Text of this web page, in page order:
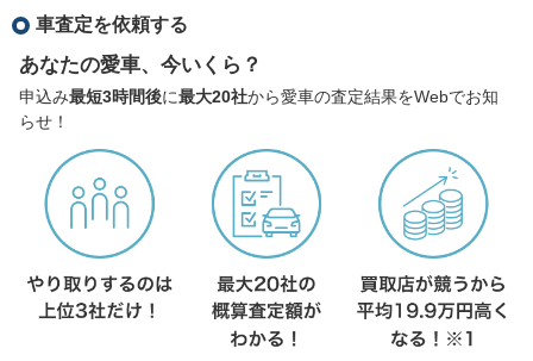
車査定を依頼する
あなたの愛車、今いくら？
申込み最短3時間後に最大20社から愛車の査定結果をWebでお知
らせ！